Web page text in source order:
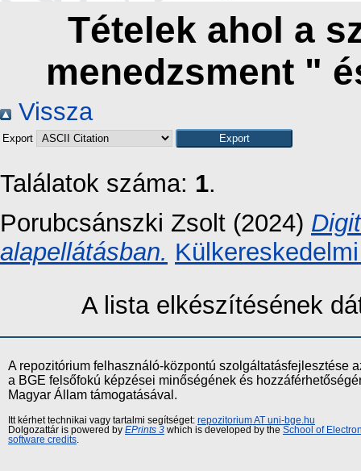
Tételek ahol a
menedzsment "
Vissza
Export
Találatok száma: 1.
Porubcsánszki Zsolt (2024)
alapellátásban.
A lista elkészítésének
A repozitórium felhasználó-központú szolgáltatásfejlesztése
a BGE felsőfokú képzései minőségének és
Magyar Állam támogatásával.
Itt kérhet technikai vagy tartalmi segítséget: repozitorium AT uni-bge.hu
Dolgozattár is powered by EPrints 3 which is developed by the School of
software credits